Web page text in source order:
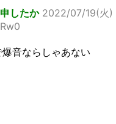
したか 2022/07/19(火)
音ならしゃあない